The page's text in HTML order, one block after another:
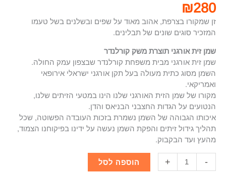
₪280
זן שמקורו בצרפת, אהוב מאוד על שפים ובשלנים בשל טעמו
המזכיר סוגים שונים של תבלינים.
שמן זית אורגני תוצרת משק קורלנדר
שמן זית אורגני מבית משפחת קורלנדר שבצפון עמק החולה.
השמן מסוג כתית מעולה בעל תקן אורגני ישראלי אירופאי
ואמריקאי.
מקורו של שמן הזית האורגני שלנו הינו במטעי הזיתים שלנו,
הנטועים על הגדות החצבני הבניאס והדן.
איכותו הגבוהה של השמן נשמרת בזכות העובדה הפשוטה, שכל
תהליך גידול זיתים והפקת השמן נעשה על ידינו בפיקוחנו הצמוד,
מהעץ ועד הבקבוק.
-
+ הוספה לסל